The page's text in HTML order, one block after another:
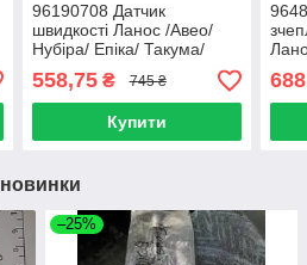
96190708 Датчик
швидкості Ланос /Авео/
Нубіра/ Епіка/ Такума/
Лачетті/ Леганза/ Круз
(FYC-ориг Корея)
42342265
558,75₴ 745 ₴
Купити
новинки
–25%